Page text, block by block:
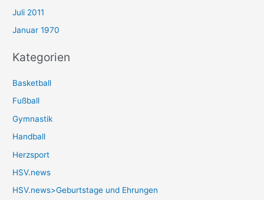
Juli 2011
Januar 1970
Kategorien
Basketball
Fußball
Gymnastik
Handball
Herzsport
HSV.news
HSV.news>Geburtstage und Ehrungen